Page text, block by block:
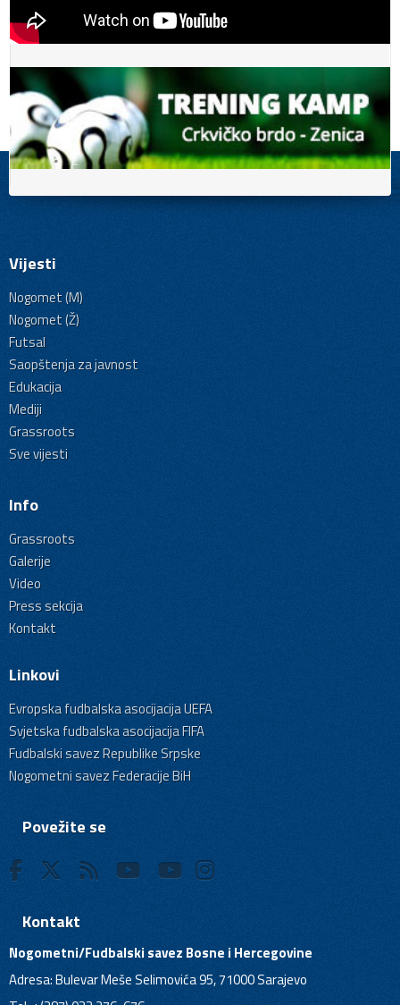
Vijesti
Nogomet (M)
Nogomet (Ž)
Futsal
Saopštenja za javnost
Edukacija
Mediji
Grassroots
Sve vijesti
Info
Grassroots
Galerije
Video
Press sekcija
Kontakt
Linkovi
Evropska fudbalska asocijacija UEFA
Svjetska fudbalska asocijacija FIFA
Fudbalski savez Republike Srpske
Nogometni savez Federacije BiH
Povežite se
Kontakt
Nogometni/Fudbalski savez Bosne i Hercegovine
Adresa: Bulevar Meše Selimovića 95, 71000 Sarajevo